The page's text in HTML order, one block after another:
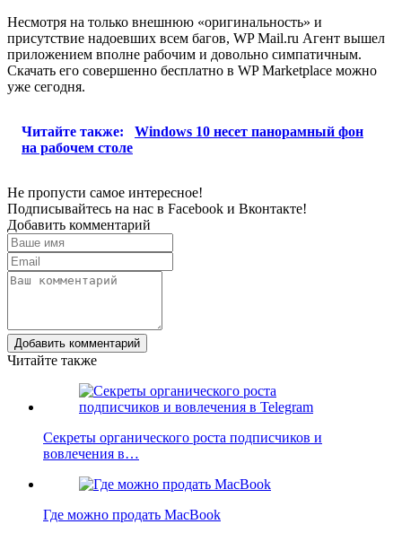
Несмотря на только внешнюю «оригинальность» и
присутствие надоевших всем багов, WP Mail.ru Агент вышел
приложением вполне рабочим и довольно симпатичным.
Скачать его совершенно бесплатно в WP Marketplace можно
уже сегодня.
Читайте также:
Windows 10 несет панорамный фон
на рабочем столе
Не пропусти самое интересное!
Подписывайтесь на нас в Facebook и Вконтакте!
Добавить комментарий
Добавить комментарий
Читайте также
Секреты органического роста подписчиков и
вовлечения в…
Где можно продать MacBook